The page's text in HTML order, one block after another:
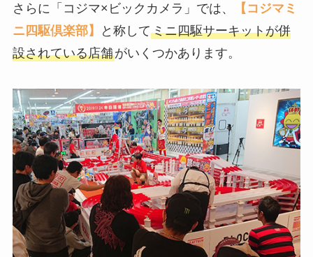
さらに「コジマ×ビックカメラ」では、
【コジマミ
ニ四駆倶楽部】
と称してミニ四駆サーキットが併
設されている店舗がいくつかあります。